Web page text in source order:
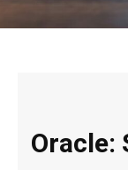
Oracle: